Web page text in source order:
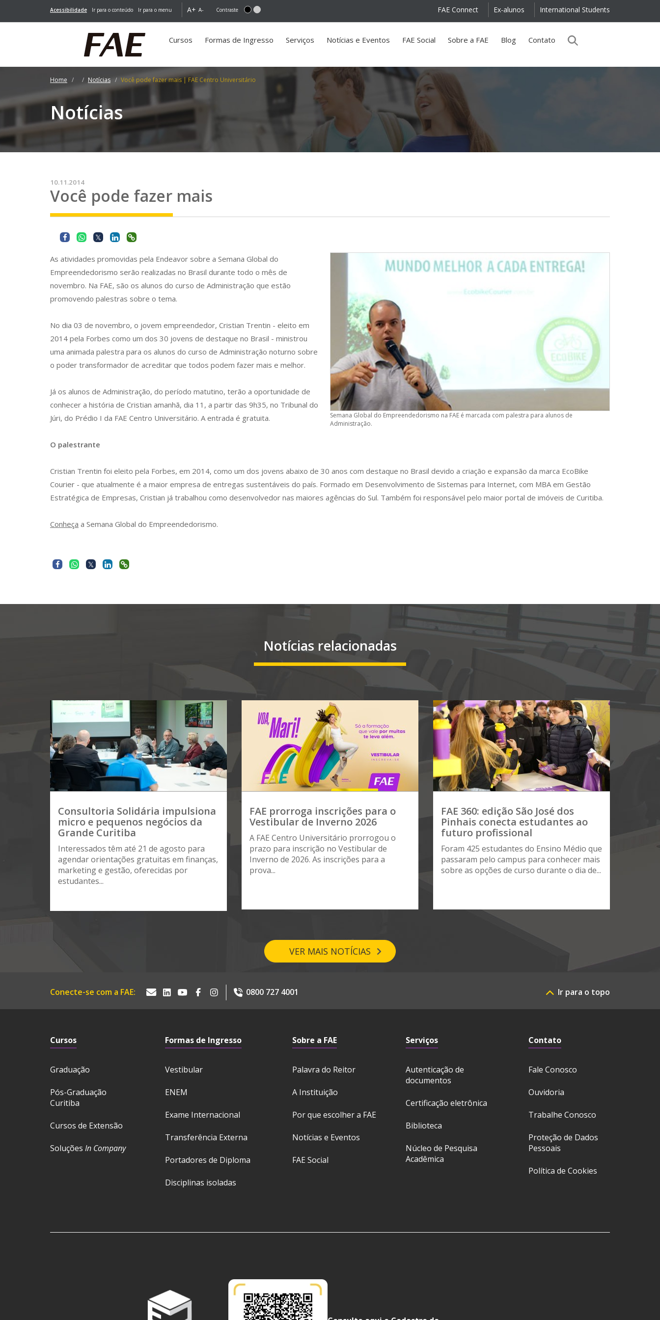
Acessibilidade Ir para o conteúdo Ir para o menu A+ A- Contraste International Students
Ex-alunos
FAE Connect
Cursos Formas de Ingresso Serviços Notícias e Eventos FAE Social Sobre a FAE Blog Contato
Home Notícias Você pode fazer mais | FAE Centro Universitário
Notícias
10.11.2014
Você pode fazer mais
Semana Global do Empreendedorismo na FAE é marcada com palestra para alunos de
Administração.
As atividades promovidas pela Endeavor sobre a Semana Global do
Empreendedorismo serão realizadas no Brasil durante todo o mês de
novembro. Na FAE, são os alunos do curso de Administração que estão
promovendo palestras sobre o tema.
No dia 03 de novembro, o jovem empreendedor, Cristian Trentin - eleito em
2014 pela Forbes como um dos 30 jovens de destaque no Brasil - ministrou
uma animada palestra para os alunos do curso de Administração noturno sobre
o poder transformador de acreditar que todos podem fazer mais e melhor.
Já os alunos de Administração, do período matutino, terão a oportunidade de
conhecer a história de Cristian amanhã, dia 11, a partir das 9h35, no Tribunal do
Júri, do Prédio I da FAE Centro Universitário. A entrada é gratuita.
O palestrante
Cristian Trentin foi eleito pela Forbes, em 2014, como um dos jovens abaixo de 30 anos com destaque no Brasil devido a criação e expansão da marca EcoBike
Courier - que atualmente é a maior empresa de entregas sustentáveis do país. Formado em Desenvolvimento de Sistemas para Internet, com MBA em Gestão
Estratégica de Empresas, Cristian já trabalhou como desenvolvedor nas maiores agências do Sul. Também foi responsável pelo maior portal de imóveis de Curitiba.
Conheça a Semana Global do Empreendedorismo.
Notícias relacionadas
Consultoria Solidária impulsiona
micro e pequenos negócios da
Grande Curitiba
Interessados têm até 21 de agosto para
agendar orientações gratuitas em finanças,
marketing e gestão, oferecidas por
estudantes...
FAE prorroga inscrições para o
Vestibular de Inverno 2026
A FAE Centro Universitário prorrogou o
prazo para inscrição no Vestibular de
Inverno de 2026. As inscrições para a
prova...
FAE 360: edição São José dos
Pinhais conecta estudantes ao
futuro profissional
Foram 425 estudantes do Ensino Médio que
passaram pelo campus para conhecer mais
sobre as opções de curso durante o dia de...
VER MAIS NOTÍCIAS
Conecte-se com a FAE: 0800 727 4001 Ir para o topo
Cursos
Graduação
Pós-Graduação
Curitiba
Cursos de Extensão
Soluções In Company
Formas de Ingresso
Vestibular
ENEM
Exame Internacional
Transferência Externa
Portadores de Diploma
Disciplinas isoladas
Sobre a FAE
Palavra do Reitor
A Instituição
Por que escolher a FAE
Notícias e Eventos
FAE Social
Serviços
Autenticação de
documentos
Certificação eletrônica
Biblioteca
Núcleo de Pesquisa
Acadêmica
Contato
Fale Conosco
Ouvidoria
Trabalhe Conosco
Proteção de Dados
Pessoais
Política de Cookies